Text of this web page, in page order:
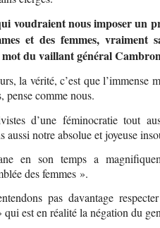
voudraient nous imposer un
et des femmes, vraiment
mot du vaillant général
la vérité, c’est que l’immense
pense comme nous.
d’une féminocratie tout
aussi notre absolue et joyeuse
en son temps a
des femmes ».
pas davantage
qui est en réalité la négation du